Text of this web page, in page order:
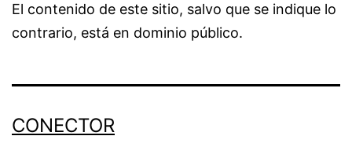
El contenido de este sitio, salvo que se indique lo
contrario, está en dominio público.
CONECTOR